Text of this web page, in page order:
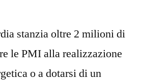
stanzia oltre 2 milioni di
le PMI alla realizzazione
o a dotarsi di un